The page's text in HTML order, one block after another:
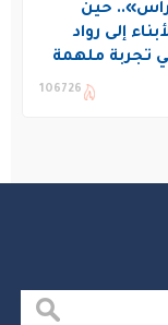
حين
إلى رواد
تجربة ملهمة
الصيفي106726